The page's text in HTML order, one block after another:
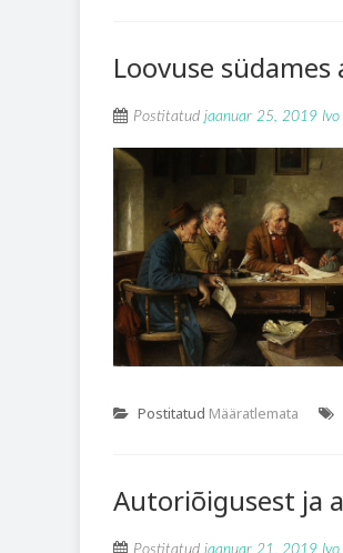
Loovuse
Postitatud jaanuar 25, 2019
Postitatud Määratlemata
Autoriõigusest ja